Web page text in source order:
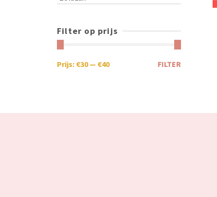
Filter op prijs
FILTER
Prijs: €30— €40